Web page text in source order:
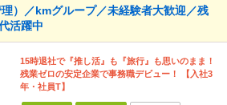
）／kmグループ／未経験者大歓迎／残
活躍中
15時退社で『推し活』も『旅行』も思いのまま！
残業ゼロの安定企業で事務職デビュー！ 【入社3
年・社員T】